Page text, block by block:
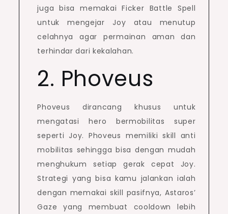
juga bisa memakai Ficker Battle Spell
untuk mengejar Joy atau menutup
celahnya agar permainan aman dan
terhindar dari kekalahan.
2. Phoveus
Phoveus dirancang khusus untuk
mengatasi hero bermobilitas super
seperti Joy. Phoveus memiliki skill anti
mobilitas sehingga bisa dengan mudah
menghukum setiap gerak cepat Joy.
Strategi yang bisa kamu jalankan ialah
dengan memakai skill pasifnya, Astaros’
Gaze yang membuat cooldown lebih